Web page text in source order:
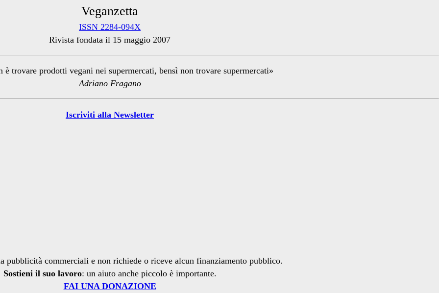
Veganzetta
ISSN 2284-094X
Rivista fondata il 15 maggio 2007
è trovare prodotti vegani nei supermercati, bensì non trovare supermercati»
Adriano Fragano
Iscriviti alla Newsletter
pubblicità commerciali e non richiede o riceve alcun finanziamento pubblico.
Sostieni il suo lavoro: un aiuto anche piccolo è importante.
FAI UNA DONAZIONE